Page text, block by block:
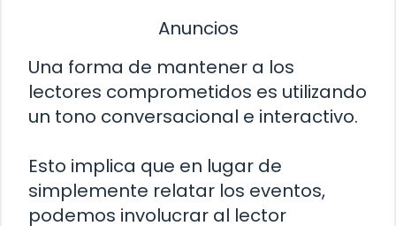
Anuncios
Una forma de mantener a los
lectores comprometidos es utilizando
un tono conversacional e interactivo.
Esto implica que en lugar de
simplemente relatar los eventos,
podemos involucrar al lector